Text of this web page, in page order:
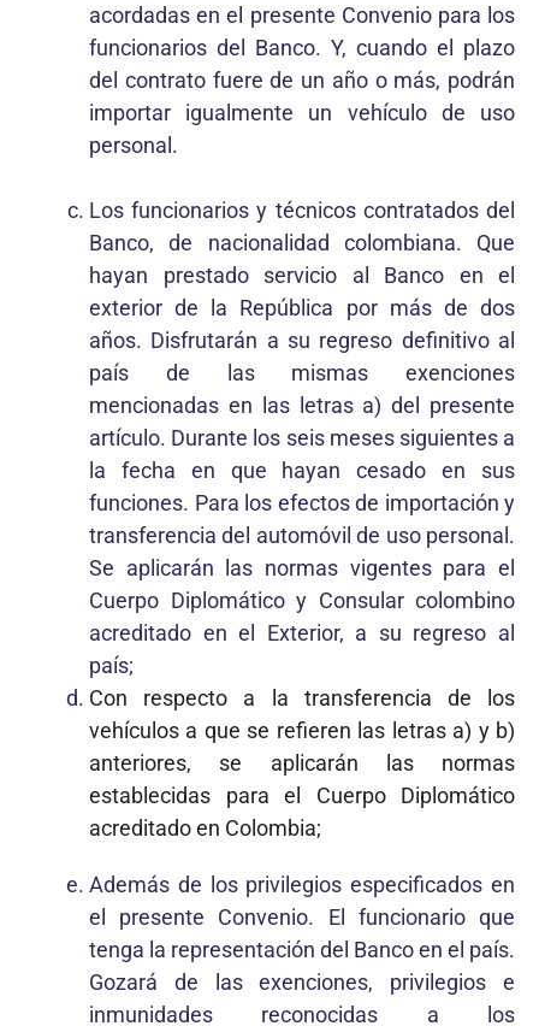
acordadas en el presente Convenio para los
funcionarios del Banco. Y, cuando el plazo
del contrato fuere de un año o más, podrán
importar igualmente un vehículo de uso
personal.
Los funcionarios y técnicos contratados del
Banco, de nacionalidad colombiana. Que
hayan prestado servicio al Banco en el
exterior de la República por más de dos
años. Disfrutarán a su regreso definitivo al
país de las mismas exenciones
mencionadas en las letras a) del presente
artículo. Durante los seis meses siguientes a
la fecha en que hayan cesado en sus
funciones. Para los efectos de importación y
transferencia del automóvil de uso personal.
Se aplicarán las normas vigentes para el
Cuerpo Diplomático y Consular colombino
acreditado en el Exterior, a su regreso al
país;
Con respecto a la transferencia de los
vehículos a que se refieren las letras a) y b)
anteriores, se aplicarán las normas
establecidas para el Cuerpo Diplomático
acreditado en Colombia;
Además de los privilegios especificados en
el presente Convenio. El funcionario que
tenga la representación del Banco en el país.
Gozará de las exenciones, privilegios e
inmunidades reconocidas a los